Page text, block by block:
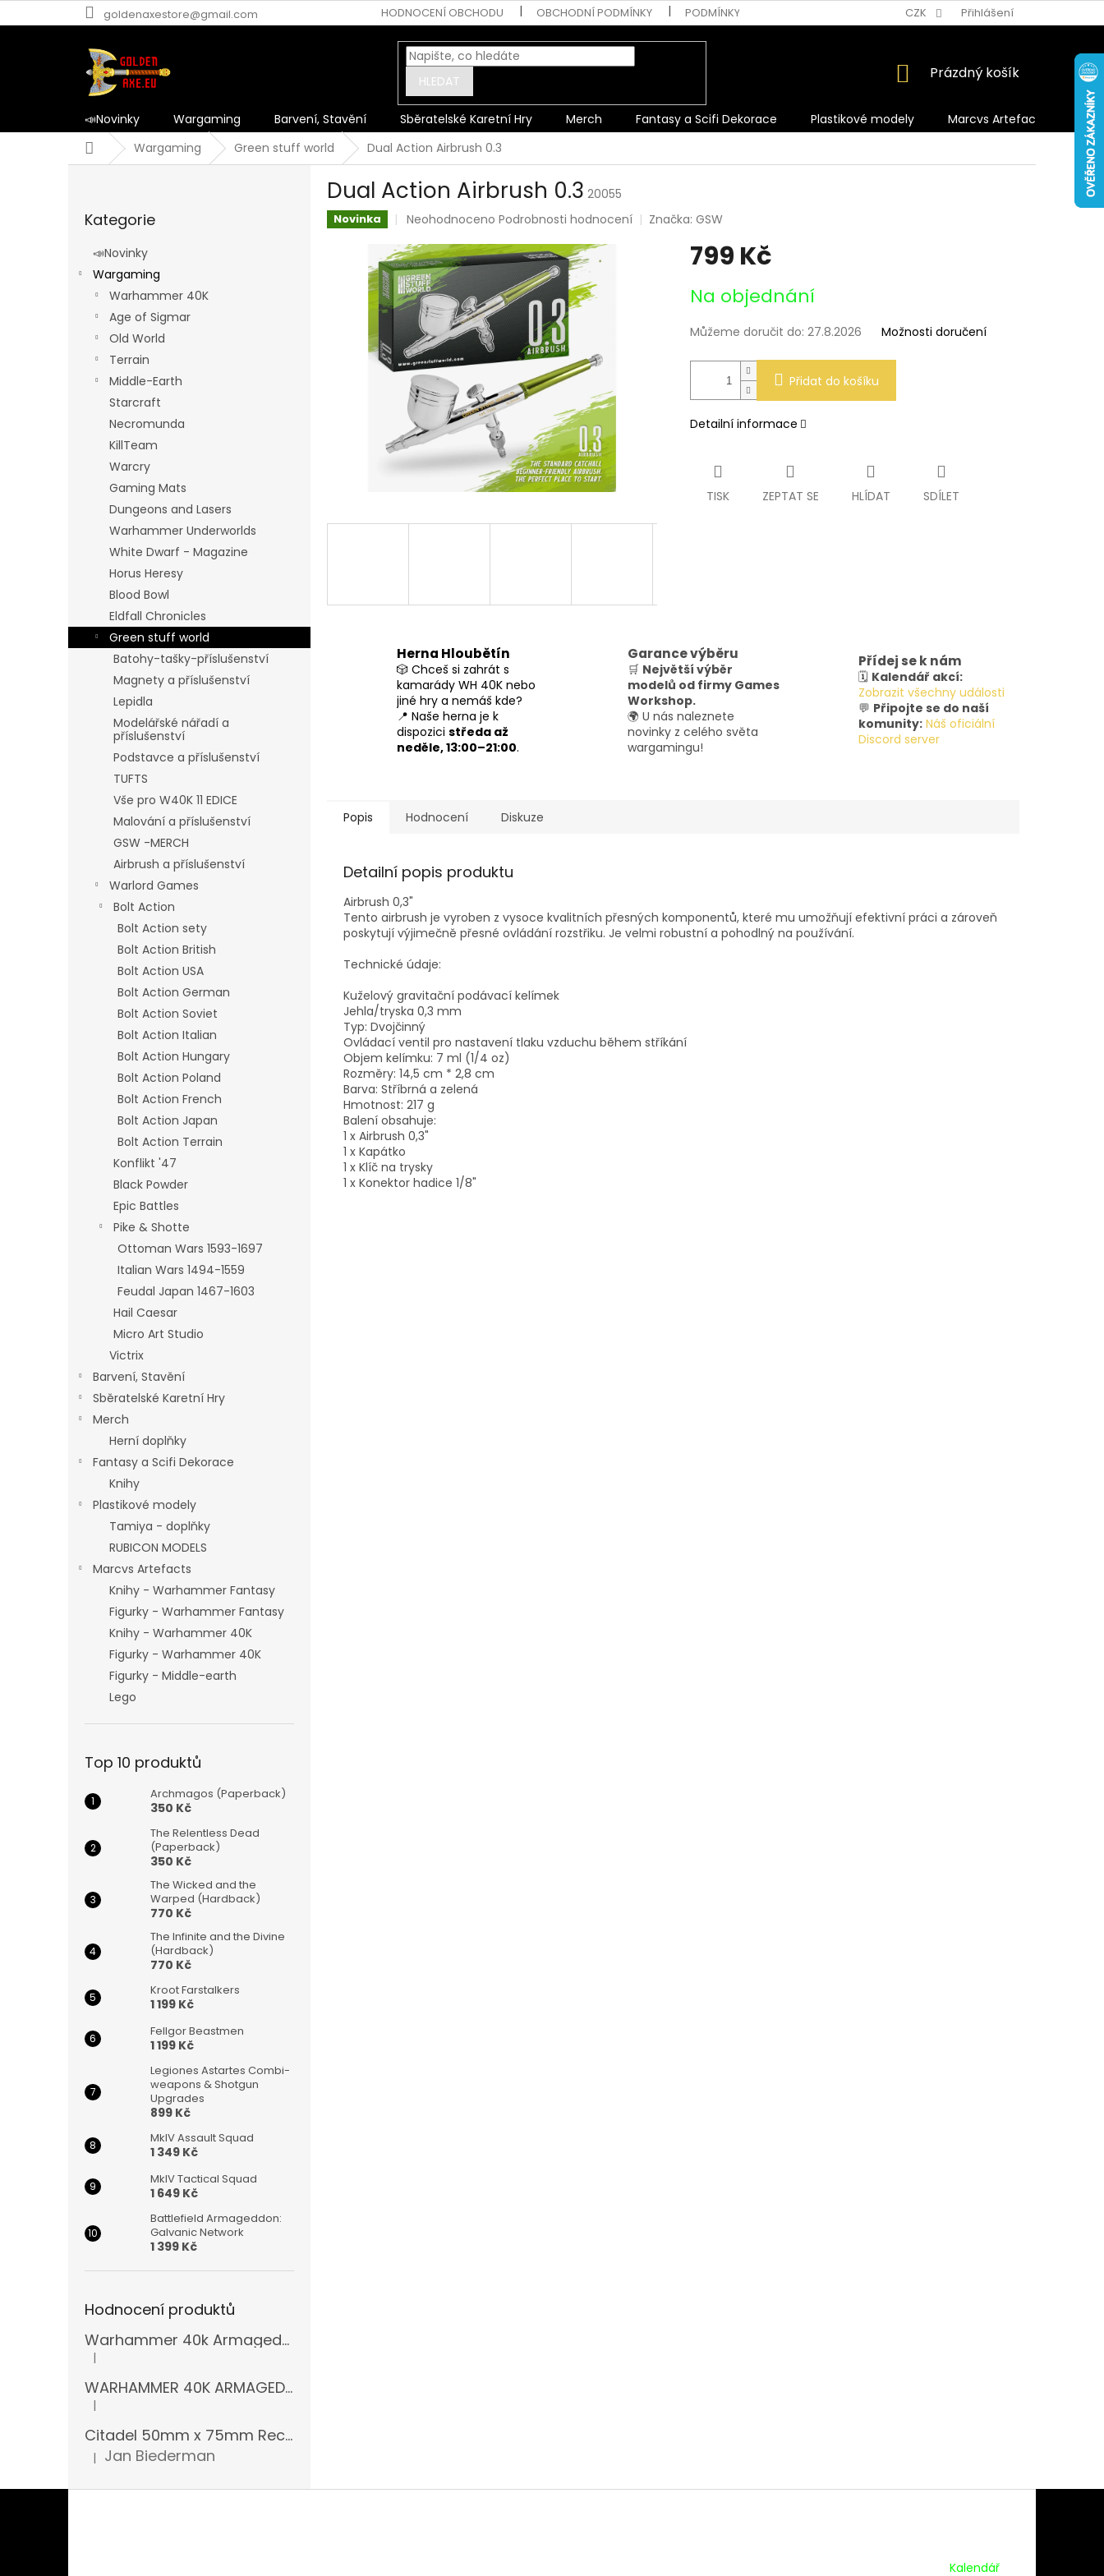
na
goldenaxestore@gmail.com HODNOCENÍ OBCHODU OBCHODNÍ PODMÍNKY PODMÍNKY OCHRANY OSOBNÍCH ÚDAJŮ CZK Přihlášení
HLEDAT
NÁKUPNÍ
Prázdný košík
📣Novinky Wargaming Barvení, Stavění Sběratelské Karetní Hry Merch Fantasy a Scifi Dekorace Plastikové modely
Marcvs Artefacts
DomůWargaming Green stuff world Dual Action Airbrush 0.3
kategorie
Kategorie
📣Novinky
Wargaming
Warhammer 40K
Age of Sigmar
Old World
Terrain
Middle-Earth
Starcraft
Necromunda
KillTeam
Warcry
Gaming Mats
Dungeons and Lasers
Warhammer Underworlds
White Dwarf - Magazine
Horus Heresy
Blood Bowl
Eldfall Chronicles
Green stuff world
Batohy-tašky-příslušenství
Magnety a příslušenství
Lepidla
Modelářské nářadí a
příslušenství
Podstavce a příslušenství
TUFTS
Vše pro W40K 11 EDICE
Malování a příslušenství
GSW -MERCH
Airbrush a příslušenství
Warlord Games
Bolt Action
Bolt Action sety
Bolt Action British
Bolt Action USA
Bolt Action German
Bolt Action Soviet
Bolt Action Italian
Bolt Action Hungary
Bolt Action Poland
Bolt Action French
Bolt Action Japan
Bolt Action Terrain
Konflikt '47
Black Powder
Epic Battles
Pike & Shotte
Ottoman Wars 1593-1697
Italian Wars 1494-1559
Feudal Japan 1467-1603
Hail Caesar
Micro Art Studio
Victrix
Barvení, Stavění
Sběratelské Karetní Hry
Merch
Herní doplňky
Fantasy a Scifi Dekorace
Knihy
Plastikové modely
Tamiya - doplňky
RUBICON MODELS
Marcvs Artefacts
Knihy - Warhammer Fantasy
Figurky - Warhammer Fantasy
Knihy - Warhammer 40K
Figurky - Warhammer 40K
Figurky - Middle-earth
Lego
Top 10 produktů
Archmagos (Paperback)
350 Kč
The Relentless Dead
(Paperback)
350 Kč
The Wicked and the
Warped (Hardback)
770 Kč
The Infinite and the Divine
(Hardback)
770 Kč
Kroot Farstalkers
1 199 Kč
Fellgor Beastmen
1 199 Kč
Legiones Astartes Combi-
weapons & Shotgun
Upgrades
899 Kč
MkIV Assault Squad
1 349 Kč
MkIV Tactical Squad
1 649 Kč
Battlefield Armageddon:
Galvanic Network
1 399 Kč
Hodnocení produktů
Warhammer 40k Armageddon Orks (Bazar)
Hodnocení produktu je 5 z 5 hvězdiček.
|
WARHAMMER 40K ARMAGEDDON 11 EDICE
Hodnocení produktu je 5 z 5 hvězdiček.
|
Citadel 50mm x 75mm Rectangular Bases
Hodnocení produktu je 5 z 5 hvězdiček.
| Jan Biederman
Dual Action Airbrush 0.3 20055
Novinka
Průměrné
produktu
je
0,0
z
5
hvězdiček.
Neohodnoceno Podrobnosti hodnocení Značka: GSW
799 Kč
cena:
Na objednání
Můžeme doručit do: 27.8.2026 Možnosti doručení
Přidat do košíku
Detailní informace
TISK ZEPTAT SE HLÍDAT SDÍLET
Herna Hloubětín
🎲 Chceš si zahrát s
kamarády WH 40K nebo
jiné hry a nemáš kde?
📍 Naše herna je k
dispozici středa až
neděle, 13:00–21:00.
Garance výběru
🛒 Největší výběr
modelů od firmy Games
Workshop.
🌍 U nás naleznete
novinky z celého světa
wargamingu!
Přídej se k nám
🗓️ Kalendář akcí:
Zobrazit všechny události
💬 Připojte se do naší
komunity: Náš oficiální
Discord server
Popis Hodnocení Diskuze
Detailní popis produktu
Airbrush 0,3"
Tento airbrush je vyroben z vysoce kvalitních přesných komponentů, které mu umožňují efektivní práci a zároveň
poskytují výjimečně přesné ovládání rozstřiku. Je velmi robustní a pohodlný na používání.
Technické údaje:
Kuželový gravitační podávací kelímek
Jehla/tryska 0,3 mm
Typ: Dvojčinný
Ovládací ventil pro nastavení tlaku vzduchu během stříkání
Objem kelímku: 7 ml (1/4 oz)
Rozměry: 14,5 cm * 2,8 cm
Barva: Stříbrná a zelená
Hmotnost: 217 g
Balení obsahuje:
1 x Airbrush 0,3"
1 x Kapátko
1 x Klíč na trysky
1 x Konektor hadice 1/8"
Kalendář Akcí:Kalendář